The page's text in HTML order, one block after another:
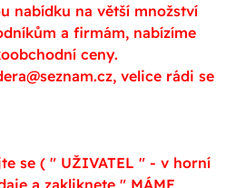
nabídku na větší množství
a firmám, nabízíme
ceny.
velice rádi se
se ( " UŽIVATEL " - v horní
a zakliknete " MÁME